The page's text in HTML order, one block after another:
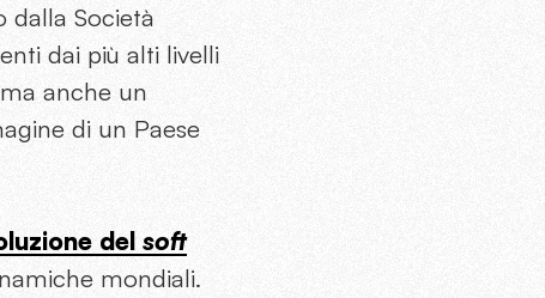
dalla Società
dai più alti livelli
anche un
di un Paese
del soft
mondiali.